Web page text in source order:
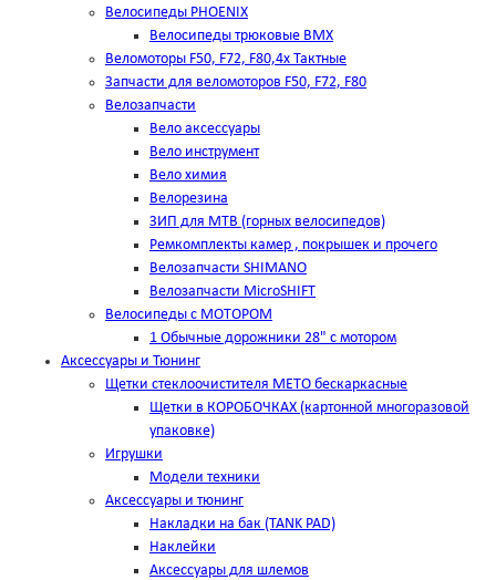
Велосипеды PHOENIX
Велосипеды трюковые BMX
Веломоторы F50, F72, F80,4х Тактные
Запчасти для веломоторов F50, F72, F80
Велозапчасти
Вело аксессуары
Вело инструмент
Вело химия
Велорезина
ЗИП для MTB (горных велосипедов)
Ремкомплекты камер , покрышек и прочего
Велозапчасти SHIMANO
Велозапчасти MicroSHIFT
Велосипеды с МОТОРОМ
1 Обычные дорожники 28" с мотором
Аксессуары и Тюнинг
Щетки стеклоочистителя METO бескаркасные
Щетки в КОРОБОЧКАХ (картонной многоразовой
упаковке)
Игрушки
Модели техники
Аксессуары и тюнинг
Накладки на бак (TANK PAD)
Наклейки
Аксессуары для шлемов